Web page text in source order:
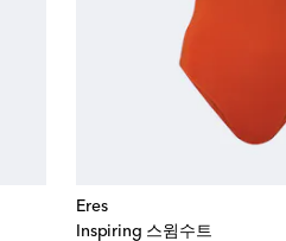
Eres
Inspiring 스윔수트